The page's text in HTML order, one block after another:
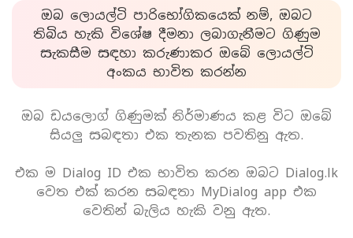
ඔබ ලොයල්ටි පාරිභෝගිකයෙක් නම්, ඔබට
තිබිය හැකි විශේෂ දීමනා ලබාගැනීමට ගිණුම
සැකසීම සඳහා කරුණාකර ඔබේ ලොයල්ටි
අංකය භාවිත කරන්න
ඔබ ඩයලොග් ගිණුමක් නිර්මාණය කළ විට ඔබේ
සියලු සබඳතා එක තැනක පවතිනු ඇත.
එක ම Dialog ID එක භාවිත කරන ඔබට Dialog.lk
වෙත එක් කරන සබඳතා MyDialog app එක
වෙතින් බැලිය හැකි වනු ඇත.